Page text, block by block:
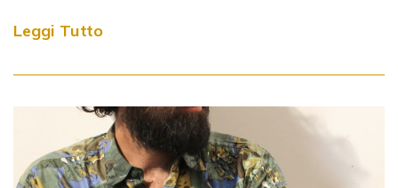
Leggi Tutto